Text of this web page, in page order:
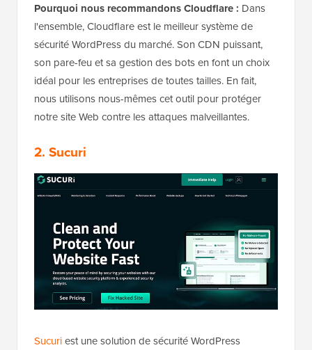
Pourquoi nous recommandons Cloudflare : Dans
l'ensemble, Cloudflare est le meilleur système de
sécurité WordPress du marché. Son CDN puissant,
son pare-feu et sa gestion des bots en font un choix
idéal pour les entreprises de toutes tailles. En fait,
nous utilisons nous-mêmes cet outil pour protéger
notre site Web contre les attaques malveillantes.
2. Sucuri
Sucuriest une solution de sécurité WordPress